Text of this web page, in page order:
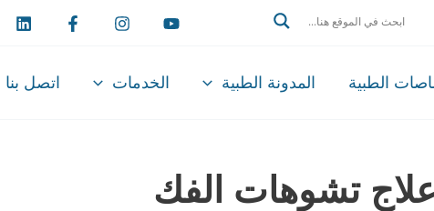
الطبية المدونة الطبية الخدمات اتصل بنا
تشوهات الفك